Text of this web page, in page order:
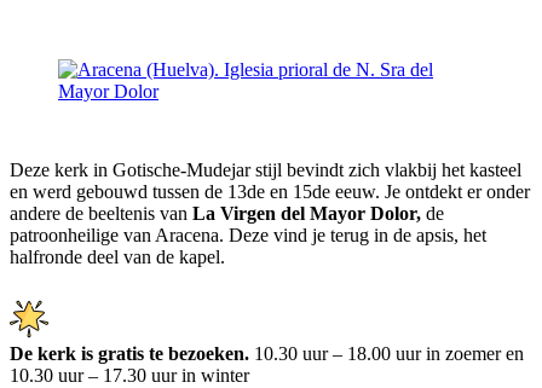
Deze kerk in Gotische-Mudejar stijl bevindt zich vlakbij het kasteel
en werd gebouwd tussen de 13de en 15de eeuw. Je ontdekt er onder
andere de beeltenis van La Virgen del Mayor Dolor, de
patroonheilige van Aracena. Deze vind je terug in de apsis, het
halfronde deel van de kapel.
De kerk is gratis te bezoeken. 10.30 uur – 18.00 uurin zoemer en
10.30 uur – 17.30 uur in winter